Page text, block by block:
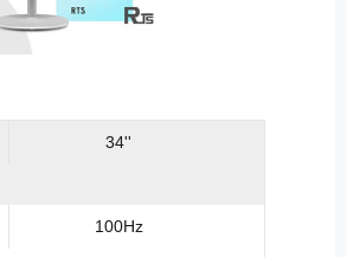
34''
100Hz